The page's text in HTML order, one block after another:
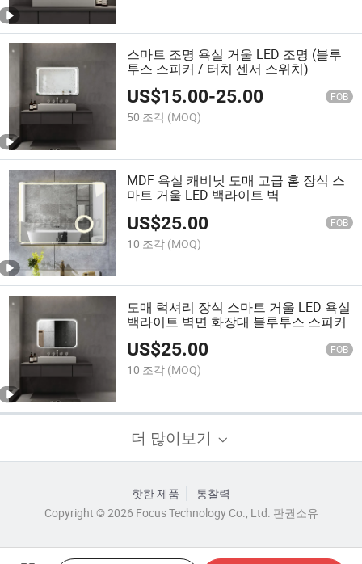
스마트 조명 욕실 거울 LED 조명 (블루
투스 스피커 / 터치 센서 스위치)
US$15.00-25.00 FOB
50 조각 (MOQ)
MDF 욕실 캐비닛 도매 고급 홈 장식 스
마트 거울 LED 백라이트 벽
US$25.00 FOB
10 조각 (MOQ)
도매 럭셔리 장식 스마트 거울 LED 욕실
백라이트 벽면 화장대 블루투스 스피커
US$25.00 FOB
10 조각 (MOQ)
더 많이보기
핫한 제품
통찰력
Copyright © 2026 Focus Technology Co., Ltd. 판권소유